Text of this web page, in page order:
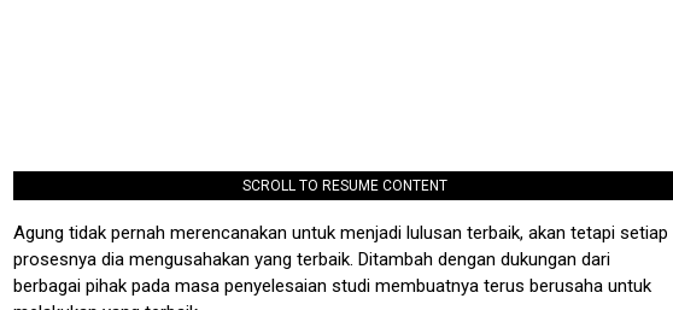
SCROLL TO RESUME CONTENT
Agung tidak pernah merencanakan untuk menjadi lulusan terbaik, akan tetapi setiap
prosesnya dia mengusahakan yang terbaik. Ditambah dengan dukungan dari
berbagai pihak pada masa penyelesaian studi membuatnya terus berusaha untuk